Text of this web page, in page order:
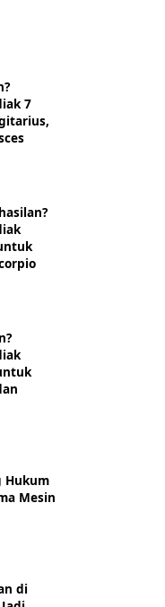
7
Hukum
Mesin
di